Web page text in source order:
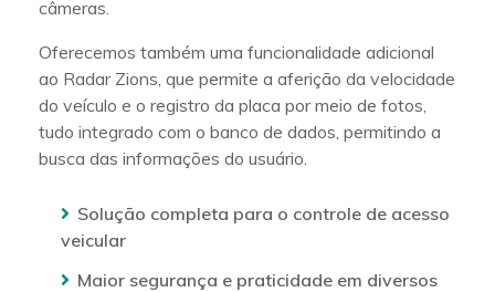
câmeras.
Oferecemos também uma funcionalidade adicional
ao Radar Zions, que permite a aferição da velocidade
do veículo e o registro da placa por meio de fotos,
tudo integrado com o banco de dados, permitindo a
busca das informações do usuário.
Solução completa para o controle de acesso
veicular
Maior segurança e praticidade em diversos